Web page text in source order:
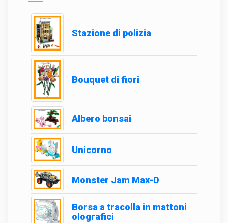
Stazione di polizia
Bouquet di fiori
Albero bonsai
Unicorno
Monster Jam Max-D
Borsa a tracolla in mattoni
olografici